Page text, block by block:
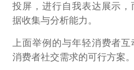
投屏，进行自我表达展示
据收集与分析能力。
上面举例的与年轻消费者互
消费者社交需求的可行方案。